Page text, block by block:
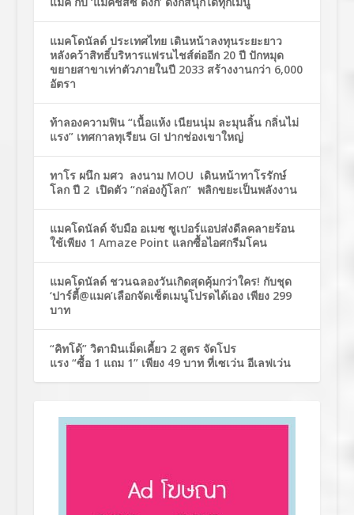
แมคโดนัลด์ ประเทศไทย เดินหน้าลงทุนระยะยาว
หลังคว้าสิทธิ์บริหารแฟรนไชส์ต่ออีก 20 ปี ปักหมุด
ขยายสาขาเท่าตัวภายในปี 2033 สร้างงานกว่า 6,000
อัตรา
ท้าลองความฟิน “เนื้อแห้ง เนียนนุ่ม ละมุนลิ้น กลิ่นไม่
แรง” เทศกาลทุเรียน GI ปากช่องเขาใหญ่
ทาโร ผนึก มศว ลงนาม MOU เดินหน้าทาโรรักษ์
โลก ปี 2 เปิดตัว “กล่องกู้โลก” พลิกขยะเป็นพลังงาน
แมคโดนัลด์ จับมือ อเมซ ซูเปอร์แอปส่งดีลคลายร้อน
ใช้เพียง 1 Amaze Point แลกซื้อไอศกรีมโคน
แมคโดนัลด์ ชวนฉลองวันเกิดสุดคุ้มกว่าใคร! กับชุด
‘ปาร์ตี้@แมค’เลือกจัดเซ็ตเมนูโปรดได้เอง เพียง 299
บาท
“คิทโด้” วิตามินเม็ดเคี้ยว 2 สูตร จัดโปร
แรง “ซื้อ 1 แถม 1” เพียง 49 บาท ที่เซเว่น อีเลฟเว่น